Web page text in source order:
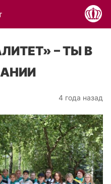
– ТЫ В
4 года назад